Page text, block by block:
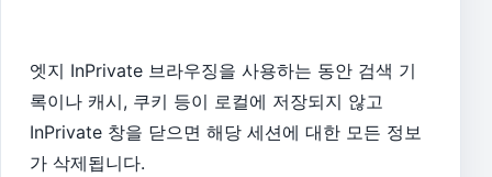
엣지 InPrivate 브라우징을 사용하는 동안 검색 기
록이나 캐시, 쿠키 등이 로컬에 저장되지 않고
InPrivate 창을 닫으면 해당 세션에 대한 모든 정보
가 삭제됩니다.